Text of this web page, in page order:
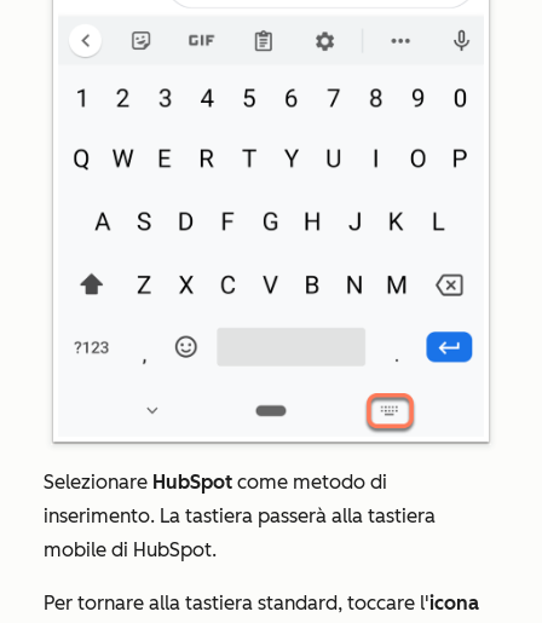
Selezionare HubSpot come metodo di
inserimento. La tastiera passerà alla tastiera
mobile di HubSpot.
Per tornare alla tastiera standard, toccare l'icona